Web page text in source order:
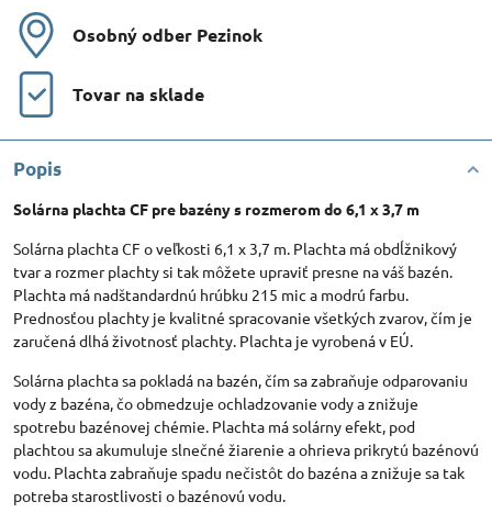
Osobný odber Pezinok
Tovar na sklade
Popis
Solárna plachta CF pre bazény s rozmerom do 6,1 x 3,7 m
Solárna plachta CF o veľkosti 6,1 x 3,7 m. Plachta má obdĺžnikový
tvar a rozmer plachty si tak môžete upraviť presne na váš bazén.
Plachta má nadštandardnú hrúbku 215 mic a modrú farbu.
Prednosťou plachty je kvalitné spracovanie všetkých zvarov, čím je
zaručená dlhá životnosť plachty. Plachta je vyrobená v EÚ.
Solárna plachta sa pokladá na bazén, čím sa zabraňuje odparovaniu
vody z bazéna, čo obmedzuje ochladzovanie vody a znižuje
spotrebu bazénovej chémie. Plachta má solárny efekt, pod
plachtou sa akumuluje slnečné žiarenie a ohrieva prikrytú bazénovú
vodu. Plachta zabraňuje spadu nečistôt do bazéna a znižuje sa tak
potreba starostlivosti o bazénovú vodu.